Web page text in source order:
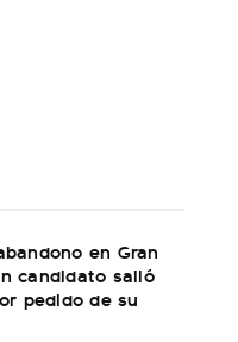
en Gran
candidato salió
pedido de su